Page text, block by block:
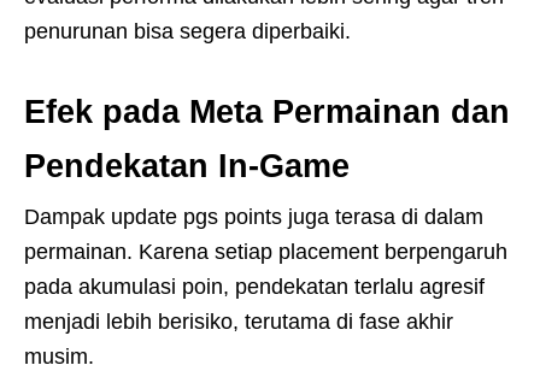
penurunan bisa segera diperbaiki.
Efek pada Meta Permainan dan
Pendekatan In-Game
Dampak update pgs points juga terasa di dalam
permainan. Karena setiap placement berpengaruh
pada akumulasi poin, pendekatan terlalu agresif
menjadi lebih berisiko, terutama di fase akhir
musim.